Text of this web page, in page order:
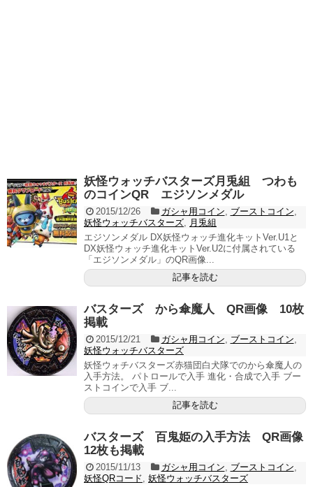
妖怪ウォッチバスターズ月兎組 つわも
のコインQR エジソンメダル
2015/12/26 ガシャ用コイン, ブーストコイン,
妖怪ウォッチバスターズ, 月兎組
エジソンメダル DX妖怪ウォッチ進化キットVer.U1と
DX妖怪ウォッチ進化キットVer.U2に付属されている
「エジソンメダル」のQR画像...
記事を読む
バスターズ から傘魔人 QR画像 10枚
掲載
2015/12/21 ガシャ用コイン, ブーストコイン,
妖怪ウォッチバスターズ
妖怪ウォチバスターズ赤猫団白犬隊でのから傘魔人の
入手方法。 パトロールで入手 進化・合成で入手 ブー
ストコインで入手 ブ...
記事を読む
バスターズ 百鬼姫の入手方法 QR画像
12枚も掲載
2015/11/13 ガシャ用コイン, ブーストコイン,
妖怪QRコード, 妖怪ウォッチバスターズ